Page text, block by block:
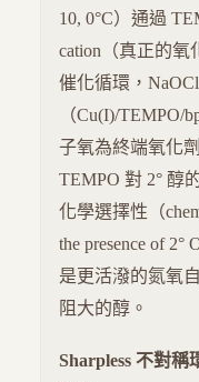
10, 0°C）通過
cation（真正的氧
催化循環，
（Cu(I)/TEMPO/
子氧為終端氧化
TEMPO 對 2° 醇
化學選擇性（
the presence of
是更活潑的氮氧
阻大的醇。
Sharpless 不對稱